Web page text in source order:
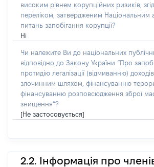
високим рівнем корупційних ризиків,
переліком, затвердженим Національним
питань запобігання корупції?
Ні
Чи належите Ви до національних
відповідно до Закону України “Про
протидію легалізації (відмиванню)
злочинним шляхом, фінансуванню
фінансуванню розповсюдження зброї
знищення”?
[Не застосовується]
2.2. Інформація про